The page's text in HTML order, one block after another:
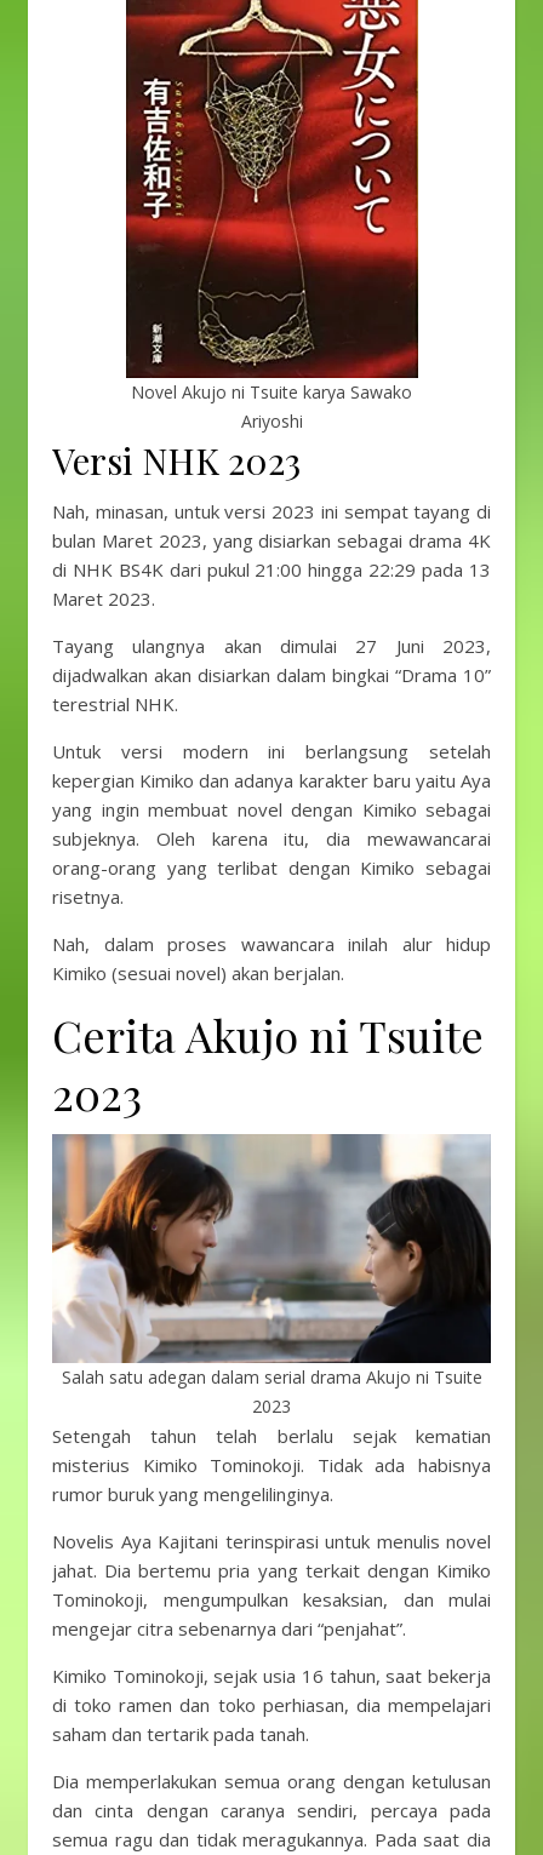
Novel Akujo ni Tsuite karya Sawako
Ariyoshi
Versi NHK 2023
Nah, minasan, untuk versi 2023 ini sempat tayang di
bulan Maret 2023, yang disiarkan sebagai drama 4K
di NHK BS4K dari pukul 21:00 hingga 22:29 pada 13
Maret 2023.
Tayang ulangnya akan dimulai 27 Juni 2023,
dijadwalkan akan disiarkan dalam bingkai “Drama 10”
terestrial NHK.
Untuk versi modern ini berlangsung setelah
kepergian Kimiko dan adanya karakter baru yaitu Aya
yang ingin membuat novel dengan Kimiko sebagai
subjeknya. Oleh karena itu, dia mewawancarai
orang-orang yang terlibat dengan Kimiko sebagai
risetnya.
Nah, dalam proses wawancara inilah alur hidup
Kimiko (sesuai novel) akan berjalan.
Cerita Akujo ni Tsuite
2023
Salah satu adegan dalam serial drama Akujo ni Tsuite
2023
Setengah tahun telah berlalu sejak kematian
misterius Kimiko Tominokoji. Tidak ada habisnya
rumor buruk yang mengelilinginya.
Novelis Aya Kajitani terinspirasi untuk menulis novel
jahat. Dia bertemu pria yang terkait dengan Kimiko
Tominokoji, mengumpulkan kesaksian, dan mulai
mengejar citra sebenarnya dari “penjahat”.
Kimiko Tominokoji, sejak usia 16 tahun, saat bekerja
di toko ramen dan toko perhiasan, dia mempelajari
saham dan tertarik pada tanah.
Dia memperlakukan semua orang dengan ketulusan
dan cinta dengan caranya sendiri, percaya pada
semua ragu dan tidak meragukannya. Pada saat dia